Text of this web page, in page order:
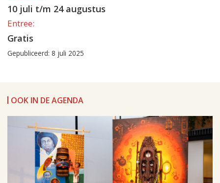
10 juli t/m 24 augustus
Entree:
Gratis
Gepubliceerd: 8 juli 2025
OOK IN DE AGENDA